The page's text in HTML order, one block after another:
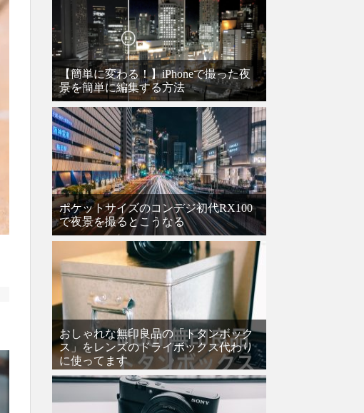
【簡単に変わる！】iPhoneで撮った夜
景を簡単に編集する方法
ポケットサイズのコンデジ初代RX100
で夜景を撮るとこうなる
おしゃれな無印良品の「トタンボック
ス」をレンズのドライボックス代わり
に使ってます